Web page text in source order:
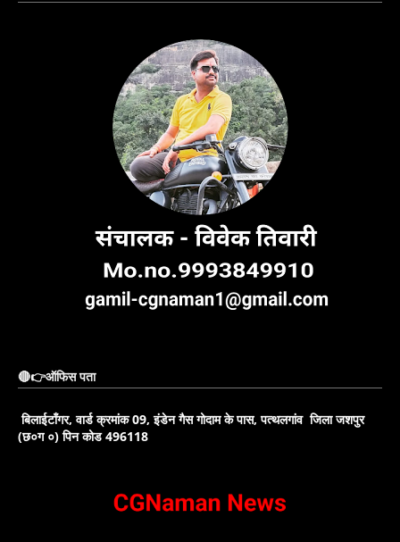
🔴👉ऑफिस पता
बिलाईटाँगर, वार्ड क्रमांक 09, इंडेन गैस गोदाम के पास, पत्थलगांव जिला जशपुर
(छ०ग ०) पिन कोड 496118